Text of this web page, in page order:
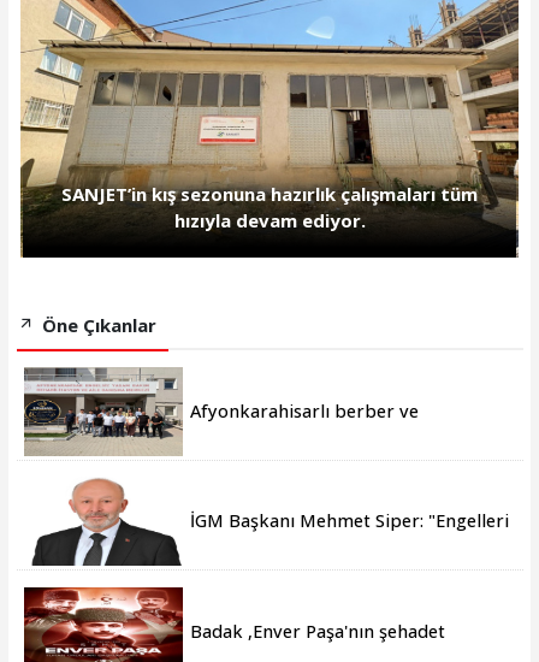
SANJET’in kış sezonuna hazırlık çalışmaları tüm
hızıyla devam ediyor.
Öne Çıkanlar
Afyonkarahisarlı berber ve
İGM Başkanı Mehmet Siper: "Engelleri
Badak ,Enver Paşa'nın şehadet